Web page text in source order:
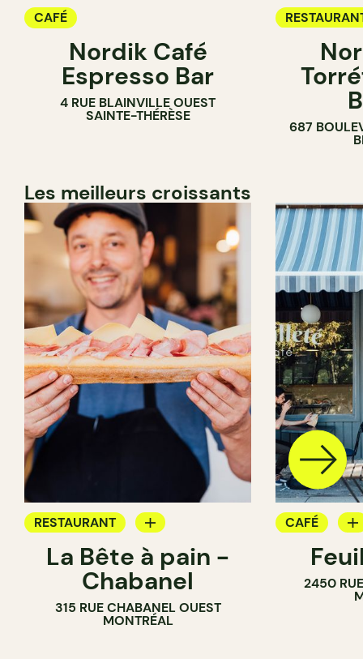
CAFÉ
Nordik Café
Espresso Bar
4 RUE BLAINVILLE OUEST
SAINTE-THÉRÈSE
687
Les meilleurs croissants
RESTAURANT
CAFÉ
PÂTISSERIE
BOULANGERIE
La Bête à pain -
Chabanel
315 RUE CHABANEL OUEST
MONTRÉAL
CAFÉ
PÂTISSERIE
2450